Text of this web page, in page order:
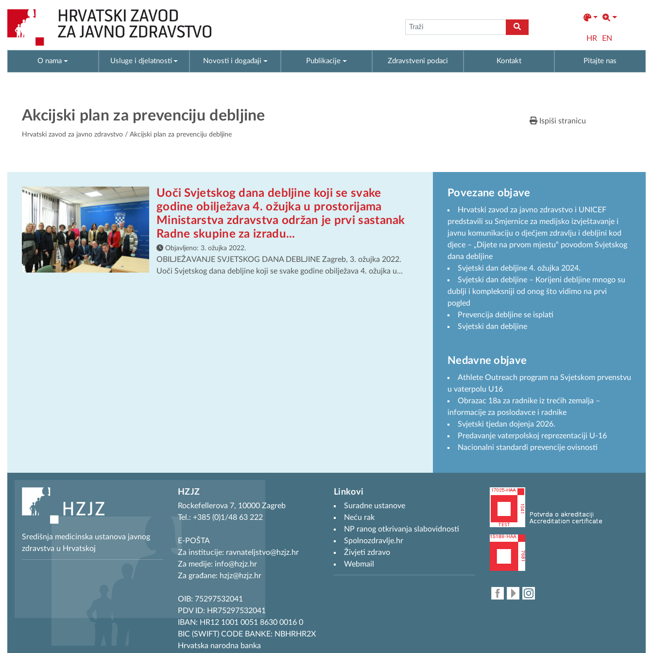
HR EN
O nama Usluge i djelatnosti Novosti i događaji Publikacije Zdravstveni podaci Kontakt Pitajte nas
Akcijski plan za prevenciju debljine
Hrvatski zavod za javno zdravstvo / Akcijski plan za prevenciju debljine
Ispiši stranicu
Uoči Svjetskog dana debljine koji se svake
godine obilježava 4. ožujka u prostorijama
Ministarstva zdravstva održan je prvi sastanak
Radne skupine za izradu...
Objavljeno: 3. ožujka 2022.
OBILJEŽAVANJE SVJETSKOG DANA DEBLJINE Zagreb, 3. ožujka 2022.
Uoči Svjetskog dana debljine koji se svake godine obilježava 4. ožujka u...
Povezane objave
Hrvatski zavod za javno zdravstvo i UNICEF
predstavili su Smjernice za medijsko izvještavanje i
javnu komunikaciju o dječjem zdravlju i debljini kod
djece – „Dijete na prvom mjestu“ povodom Svjetskog
dana debljine
Svjetski dan debljine 4. ožujka 2024.
Svjetski dan debljine – Korijeni debljine mnogo su
dublji i kompleksniji od onog što vidimo na prvi
pogled
Prevencija debljine se isplati
Svjetski dan debljine
Nedavne objave
Athlete Outreach program na Svjetskom prvenstvu
u vaterpolu U16
Obrazac 18a za radnike iz trećih zemalja –
informacije za poslodavce i radnike
Svjetski tjedan dojenja 2026.
Predavanje vaterpolskoj reprezentaciji U-16
Nacionalni standardi prevencije ovisnosti
Središnja medicinska ustanova javnog
zdravstva u Hrvatskoj
HZJZ
Rockefellerova 7, 10000 Zagreb
Tel.: +385 (0)1/48 63 222
E-POŠTA
Za institucije: ravnateljstvo@hzjz.hr
Za medije: info@hzjz.hr
Za građane: hzjz@hzjz.hr
OIB: 75297532041
PDV ID: HR75297532041
IBAN: HR12 1001 0051 8630 0016 0
BIC (SWIFT) CODE BANKE: NBHRHR2X
Hrvatska narodna banka
Linkovi
Suradne ustanove
Neću rak
NP ranog otkrivanja slabovidnosti
Spolnozdravlje.hr
Živjeti zdravo
Webmail